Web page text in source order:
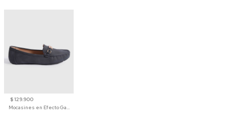
$ 129.900
Mocasines en Efecto Gamuzado Para Mujer